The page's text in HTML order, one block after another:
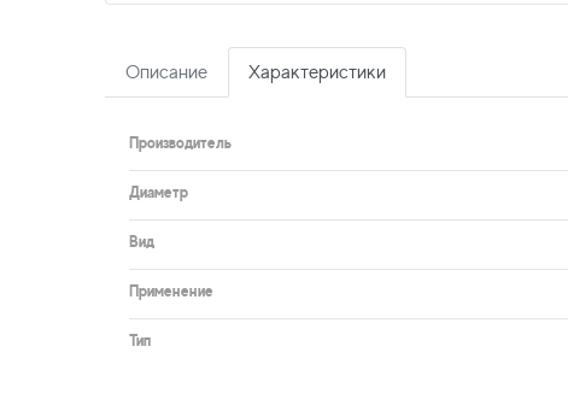
Описание Характеристики
Производитель
Диаметр
Вид
Применение
Тип